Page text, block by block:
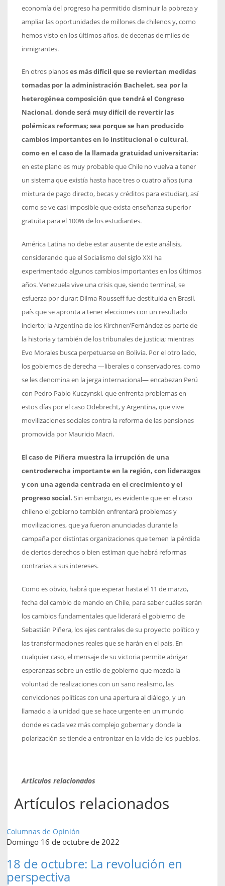
economía del progreso ha permitido disminuir la pobreza y
ampliar las oportunidades de millones de chilenos y, como
hemos visto en los últimos años, de decenas de miles de
inmigrantes.
En otros planoses más difícil que se reviertan medidas
tomadas por la administración Bachelet, sea por la
heterogénea composición que tendrá el Congreso
Nacional, donde será muy difícil de revertir las
polémicas reformas; sea porque se han producido
cambios importantes en lo institucional o cultural,
como en el caso de la llamada gratuidad universitaria:
en este plano es muy probable que Chile no vuelva a tener
un sistema que existía hasta hace tres o cuatro años (una
mixtura de pago directo, becas y créditos para estudiar), así
como se ve casi imposible que exista enseñanza superior
gratuita para el 100% de los estudiantes.
América Latina no debe estar ausente de este análisis,
considerando que el Socialismo del siglo XXI ha
experimentado algunos cambios importantes en los últimos
años. Venezuela vive una crisis que, siendo terminal, se
esfuerza por durar; Dilma Rousseff fue destituida en Brasil,
país que se apronta a tener elecciones con un resultado
incierto; la Argentina de los Kirchner/Fernández es parte de
la historia y también de los tribunales de justicia; mientras
Evo Morales busca perpetuarse en Bolivia. Por el otro lado,
los gobiernos de derecha —liberales o conservadores, como
se les denomina en la jerga internacional— encabezan Perú
con Pedro Pablo Kuczynski, que enfrenta problemas en
estos días por el caso Odebrecht, y Argentina, que vive
movilizaciones sociales contra la reforma de las pensiones
promovida por Mauricio Macri.
El caso de Piñera muestra la irrupción de una
centroderecha importante en la región, con liderazgos
y con una agenda centrada en el crecimiento y el
progreso social. Sin embargo, es evidente que en el caso
chileno el gobierno también enfrentará problemas y
movilizaciones, que ya fueron anunciadas durante la
campaña por distintas organizaciones que temen la pérdida
de ciertos derechos o bien estiman que habrá reformas
contrarias a sus intereses.
Como es obvio, habrá que esperar hasta el 11 de marzo,
fecha del cambio de mando en Chile, para saber cuáles serán
los cambios fundamentales que liderará el gobierno de
Sebastián Piñera, los ejes centrales de su proyecto político y
las transformaciones reales que se harán en el país. En
cualquier caso, el mensaje de su victoria permite abrigar
esperanzas sobre un estilo de gobierno que mezcla la
voluntad de realizaciones con un sano realismo, las
convicciones políticas con una apertura al diálogo, y un
llamado a la unidad que se hace urgente en un mundo
donde es cada vez más complejo gobernar y donde la
polarización se tiende a entronizar en la vida de los pueblos.
Artículos relacionados
Artículos relacionados
Columnas de Opinión
Domingo 16 de octubre de 2022
18 de octubre: La revolución en
perspectiva